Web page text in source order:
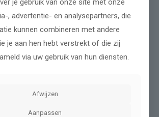
en betrouwbare
zelf te beheren
, advertentie- en analysepartners, die
kunnen combineren met andere
je aan hen hebt verstrekt of die zij
via uw gebruik van hun diensten.
Afwijzen
Aanpassen